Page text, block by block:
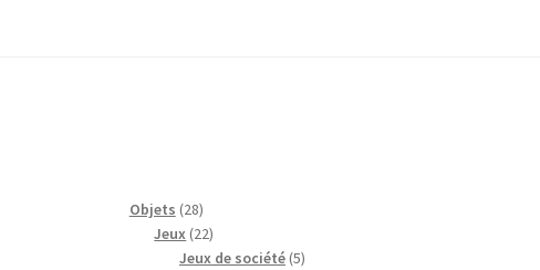
Objets 2828
produits
Jeux 2222
produits
Jeux de société 55